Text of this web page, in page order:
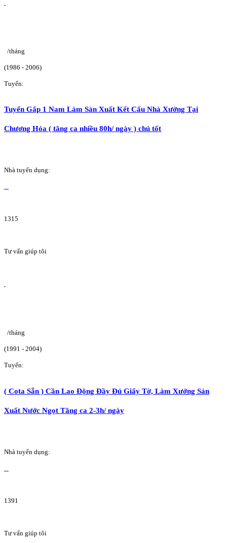
/tháng
(1986 - 2006)
Tuyển:
Tuyển Gấp 1 Nam Làm Sản Xuất Kết Cấu Nhà Xưởng Tại
Chương Hóa ( tăng ca nhiều 80h/ ngày ) chủ tốt
Nhà tuyển dụng:
1315
Tư vấn giúp tôi
/tháng
(1991 - 2004)
Tuyển:
( Cota Sẵn ) Cần Lao Động Đầy Đủ Giấy Tờ, Làm Xưởng Sản
Xuất Nước Ngọt Tăng ca 2-3h/ ngày
Nhà tuyển dụng:
1391
Tư vấn giúp tôi